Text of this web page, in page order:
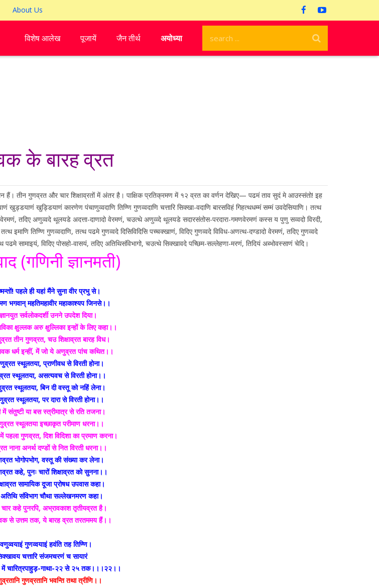
About Us
विशेष आलेख पूजायें जैन तीर्थ अयोध्या
के बारह व्रत
तीन गुणव्रत और चार शिक्षाव्रतों में अंतर है। पाक्षिक प्रतिक्रमण में १२ व्रत का वर्णन देखिए— पढमं ताव सुदं मे आउस्संतो! इह
खुड्डियाणं कारणेण पंचाणुव्वदाणि तिण्णि गुणव्वदाणि चत्तारि सिक्खा-वदाणि बारसविहं गिहत्थधम्मं सम्मं उवदेसियाणि। तत्थ
वेरमणं, तदिए अणुव्वदे थूलयडे अदत्ता-दाणादो वेरमणं, चउत्थे अणुव्व्दे थूलयडे सदारसंतोस-परदारा-गमणवेरमणं कस्स य पुणु सव्वदो विरदी,
तिण्णि गुणव्वदाणि, तत्थ पढमे गुणव्वदे दिसिविदिसि पच्चक्खाणं, विदिए गुणव्वदे विविध-अणत्थ-दण्डादो वेरमणं, तदिए गुणव्वदे
पढमे सामाइयं, विदिए पोसहो-वासयं, तदिए अतिथिसंविभागो, चउत्थे सिक्खावदे पच्छिम-सल्लेहणा-मरणं, तिदियं अब्भोवस्साणं चेदि।
(गणिनी ज्ञानमती)
पहले ही यहां मैंने सुना वीर प्रभु से।
भगवान् महतिमहावीर महाकाश्यप जिनसे।।
सर्वलोकदर्शी उनने उपदेश दिया।
क्षुल्लक अरु क्षुल्लिका इन्हों के लिए कहा।।
तीन गुणव्रत, चउ शिक्षाव्रत बारह विध।
धर्म इन्हीं, में जो ये अणुव्रत पांच कथित।।
स्थूलतया, प्राणीवध से विरती होना।
स्थूलतया, असत्यवच से विरती होना।।
स्थूलतया, बिन दी वस्तू को नहिं लेना।
स्थूलतया, पर दारा से विरती होना।।
में संतुष्टी या बस स्त्रीमात्र से रति तजना।
स्थूलतया इच्छाकृत परीमाण धरना।।
गुणव्रत, दिश विदिशा का प्रमाण करना।
नाना अनर्थ दण्डों से नित विरती धरना।।
भोगोपभोग, वस्तू की संख्या कर लेना।
कहे, पुनः चारों शिक्षाव्रत को सुनना।।
सामायिक दूजा प्रोषध उपवास कहा।
संविभाग चौथा सल्लेखनमरण कहा।
चार कहे पुनरपि, अभ्रावकाश तृतीयव्रत है।
से उत्तम तक, ये बारह व्रत तरतममय हैं।।
गुणव्वयाइं हवंति तह तिण्णि।
चत्तारि संजमचरणं च सायारं
में चारित्रपाहुड़-गाथा-२२ से २५ तक।।।२२।।
गुणव्रतानि भवन्ति तथा त्रीणि।।